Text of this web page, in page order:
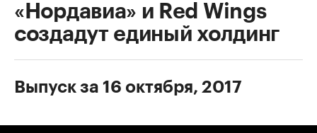
«Нордавиа» и Red Wings
создадут единый холдинг
Выпуск за 16 октября, 2017